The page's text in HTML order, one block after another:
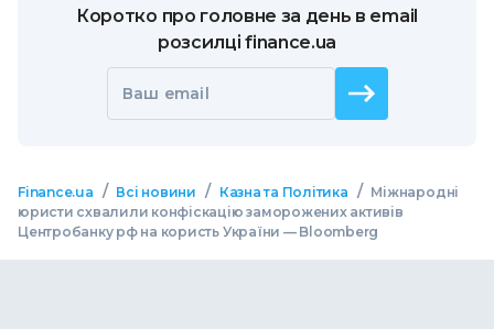
Коротко про головне за день в email
розсилці finance.ua
Ваш email
Finance.ua / Всі новини / Казна та Політика / Міжнародні
юристи схвалили конфіскацію заморожених активів
Центробанку рф на користь України — Bloomberg